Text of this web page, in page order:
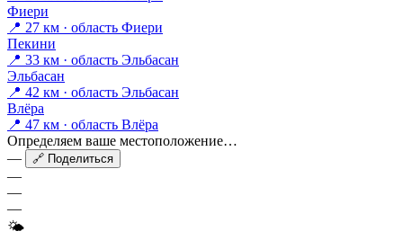
Фиери
📍 27 км · область Фиери
Пекини
📍 33 км · область Эльбасан
Эльбасан
📍 42 км · область Эльбасан
Влёра
📍 47 км · область Влёра
Определяем ваше местоположение…
—
🔗 Поделиться
—
—
—
🌤